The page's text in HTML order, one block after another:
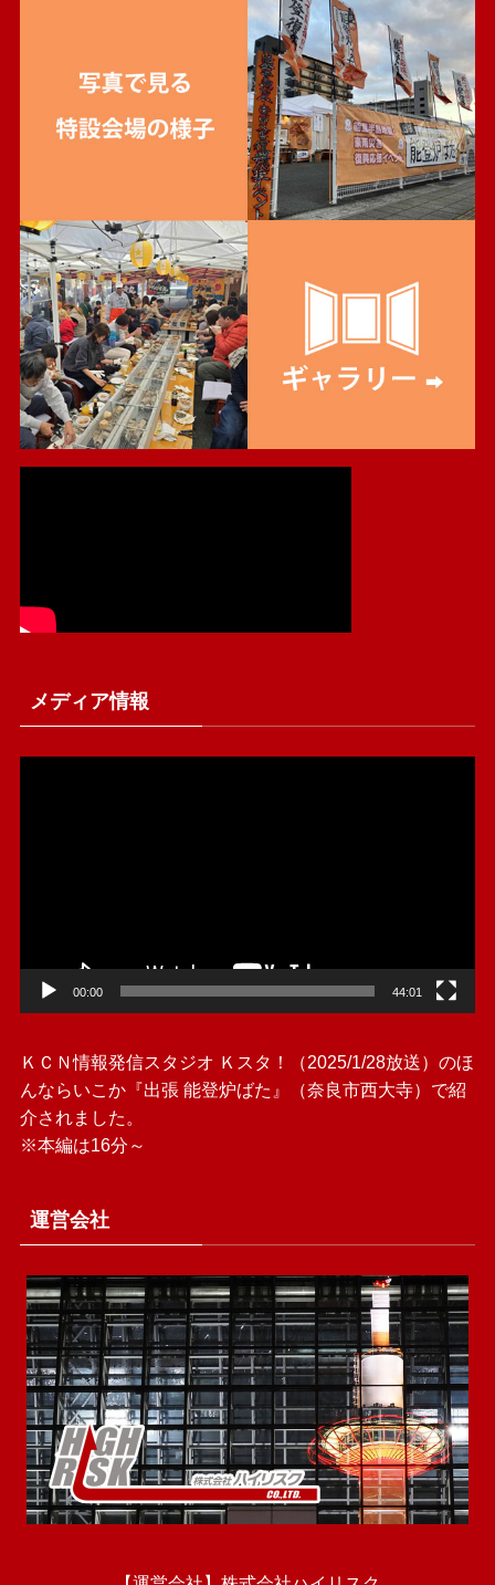
メディア情報
00:00 44:01
ＫＣＮ情報発信スタジオ Ｋスタ！（2025/1/28放送）のほ
んならいこか『出張 能登炉ばた』（奈良市西大寺）で紹
介されました。
※本編は16分～
運営会社